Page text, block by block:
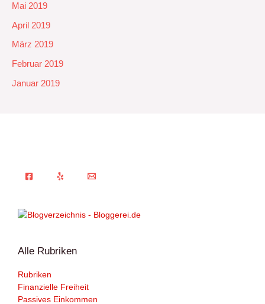
Mai 2019
April 2019
März 2019
Februar 2019
Januar 2019
Alle Rubriken
Rubriken
Finanzielle Freiheit
Passives Einkommen